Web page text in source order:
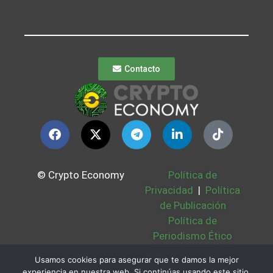
Contacto
© Crypto Economy
Política de
Privacidad | Política
de Publicación
Política de
Periodismo Ético
Bases Legales |
Usamos cookies para asegurar que te damos la mejor